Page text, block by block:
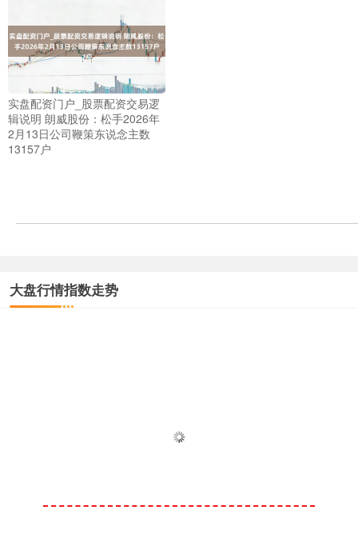
实盘配资门户_股票配资交易逻
辑说明 朗威股份：松手2026年
2月13日公司鞭策东说念主数
13157户
大盘行情指数走势